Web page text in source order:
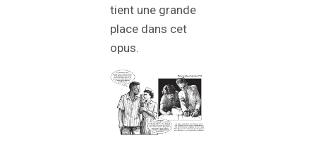
tient une grande
place dans cet
opus.